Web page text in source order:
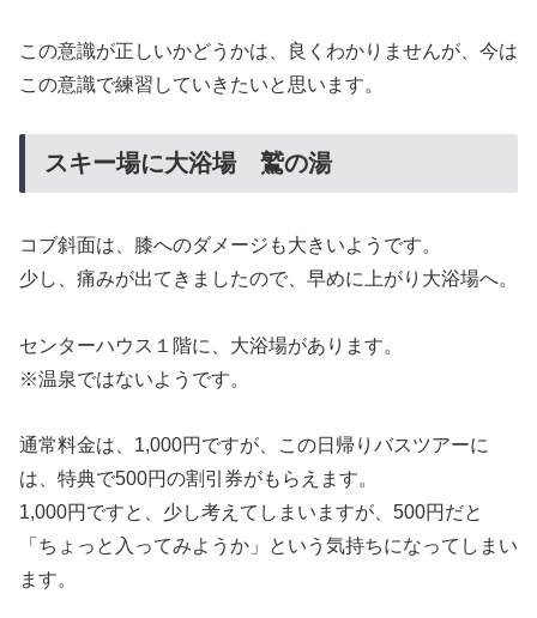
この意識が正しいかどうかは、良くわかりませんが、今は
この意識で練習していきたいと思います。
スキー場に大浴場 鷲の湯
コブ斜面は、膝へのダメージも大きいようです。
少し、痛みが出てきましたので、早めに上がり大浴場へ。
センターハウス１階に、大浴場があります。
※温泉ではないようです。
通常料金は、1,000円ですが、この日帰りバスツアーに
は、特典で500円の割引券がもらえます。
1,000円ですと、少し考えてしまいますが、500円だと
「ちょっと入ってみようか」という気持ちになってしまい
ます。